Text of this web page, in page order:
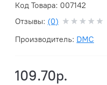
Код Товара: 007142
Отзывы: (0)
Производитель: DMC
109.70р.